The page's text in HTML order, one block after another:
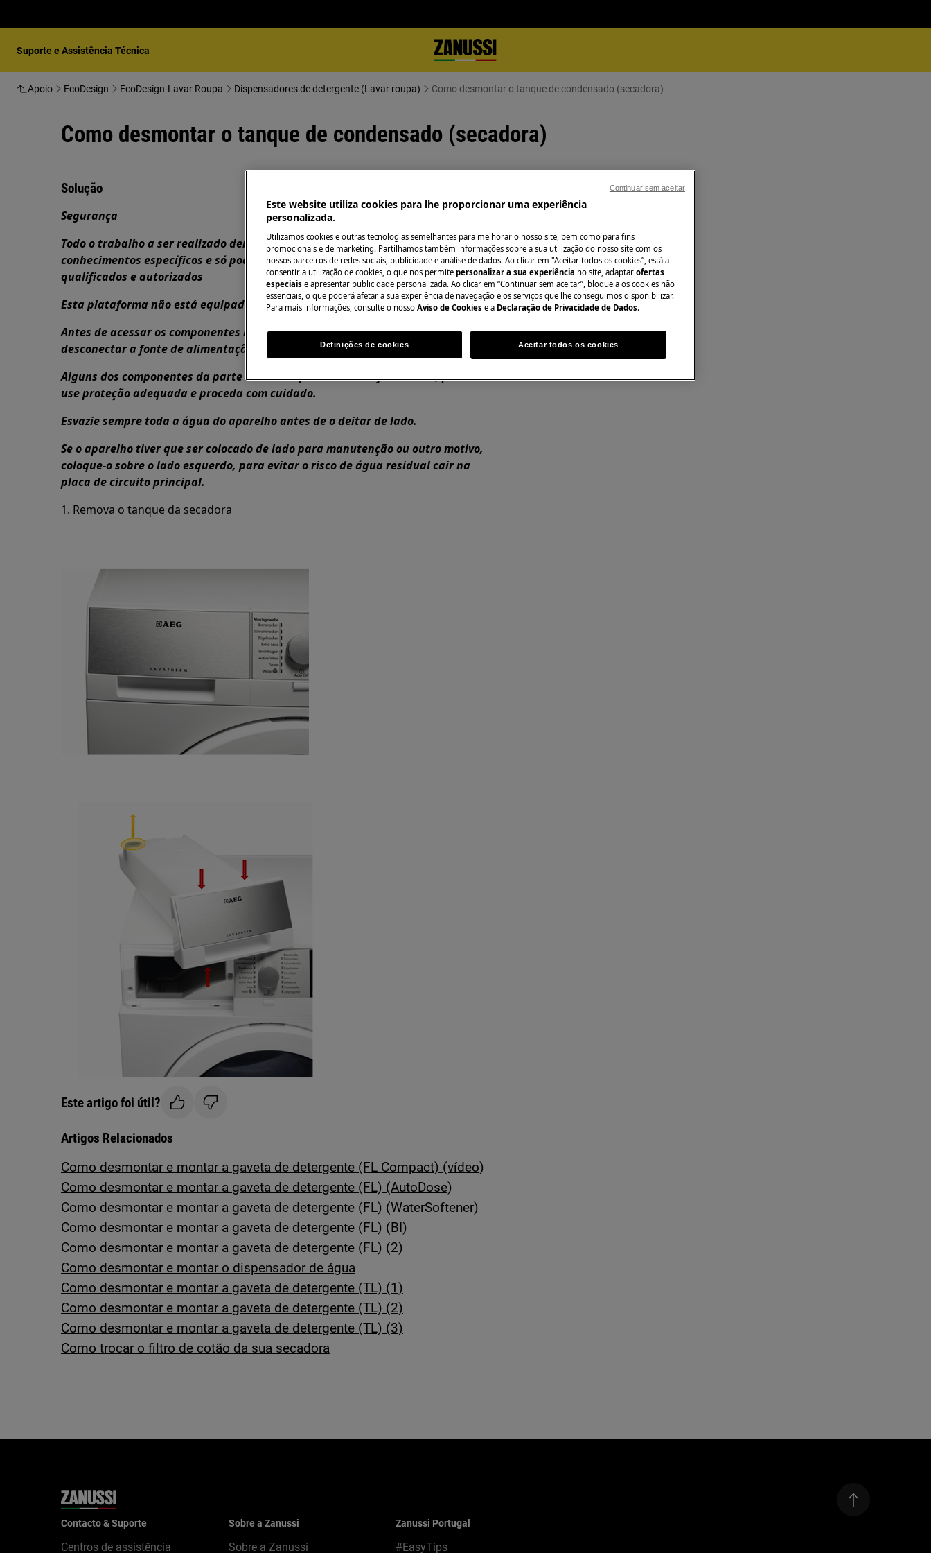
Suporte e Assistência Técnica
Apoio EcoDesign EcoDesign-Lavar Roupa Dispensadores de detergente (Lavar roupa) Como desmontar o tanque de condensado (secadora)
Como desmontar o tanque de condensado (secadora)
Solução
Segurança
Todo o trabalho a ser realizado dentro do aparelho requer habilidades e
conhecimentos específicos e só pode ser realizado por engenheiros de serviço
qualificados e autorizados
Esta plataforma não está equipada com interruptor ON/OFF.
Antes de acessar os componentes internos, retire o plugue da tomada para
desconectar a fonte de alimentação.
Alguns dos componentes da parte mecânica podem causar ferimentos, por isso
use proteção adequada e proceda com cuidado.
Esvazie sempre toda a água do aparelho antes de o deitar de lado.
Se o aparelho tiver que ser colocado de lado para manutenção ou outro motivo,
coloque-o sobre o lado esquerdo, para evitar o risco de água residual cair na
placa de circuito principal.
1. Remova o tanque da secadora
Este artigo foi útil?
Artigos Relacionados
Como desmontar e montar a gaveta de detergente (FL Compact) (vídeo)
Como desmontar e montar a gaveta de detergente (FL) (AutoDose)
Como desmontar e montar a gaveta de detergente (FL) (WaterSoftener)
Como desmontar e montar a gaveta de detergente (FL) (BI)
Como desmontar e montar a gaveta de detergente (FL) (2)
Como desmontar e montar o dispensador de água
Como desmontar e montar a gaveta de detergente (TL) (1)
Como desmontar e montar a gaveta de detergente (TL) (2)
Como desmontar e montar a gaveta de detergente (TL) (3)
Como trocar o filtro de cotão da sua secadora
Contacto & Suporte
Centros de assistência
Sobre a Zanussi
Sobre a Zanussi
Zanussi Portugal
#EasyTips
Este website utiliza cookies para lhe proporcionar uma experiência
personalizada.
Utilizamos cookies e outras tecnologias semelhantes para melhorar o nosso site, bem como para fins
promocionais e de marketing. Partilhamos também informações sobre a sua utilização do nosso site com os
nossos parceiros de redes sociais, publicidade e análise de dados. Ao clicar em "Aceitar todos os cookies”, está a
consentir a utilização de cookies, o que nos permite personalizar a sua experiência no site, adaptar ofertas
especiais e apresentar publicidade personalizada. Ao clicar em “Continuar sem aceitar”, bloqueia os cookies não
essenciais, o que poderá afetar a sua experiência de navegação e os serviços que lhe conseguimos disponibilizar.
Para mais informações, consulte o nosso Aviso de Cookies e a Declaração de Privacidade de Dados.
Definições de cookies Aceitar todos os cookies
Continuar sem aceitar